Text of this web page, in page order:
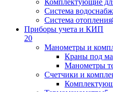
Комплектующие
Система
Система отопления
Приборы учета и КИП
20
Манометры и
Краны под
Манометры
Счетчики и